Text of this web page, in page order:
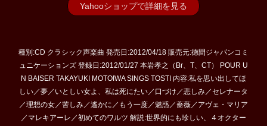
Yahooショップで詳細を見る
種別:CD クラシック声楽曲 発売日:2012/04/18 販売元:徳間ジャパンコミ
ュニケーションズ 登録日:2012/01/27 本岩孝之（Br、T、CT） POUR U
N BAISER TAKAYUKI MOTOIWA SINGS TOSTI 内容:私を思い出してほ
しい／夢／いとしい女よ、私は死にたい／口づけ／悲しみ／セレナータ
／理想の女／苦しみ／遙かに／もう一度／魅惑／薔薇／アヴェ・マリア
／マレキアーレ／初めてのワルツ 解説:世界的にも珍しい、４オクター